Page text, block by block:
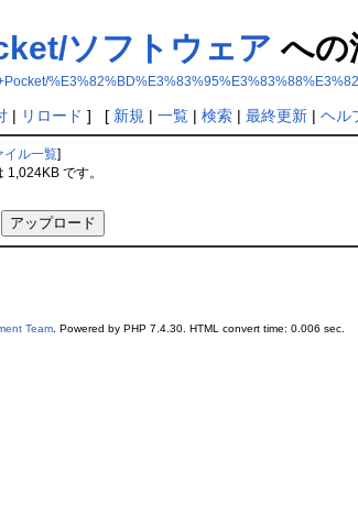
ソフトウェア への
| リロード ] [ 新規 | 一覧| 検索| 最終更新| ヘル
イル一覧
1,024KB です。
Team. Powered by PHP 7.4.30. HTML convert time: 0.006 sec.